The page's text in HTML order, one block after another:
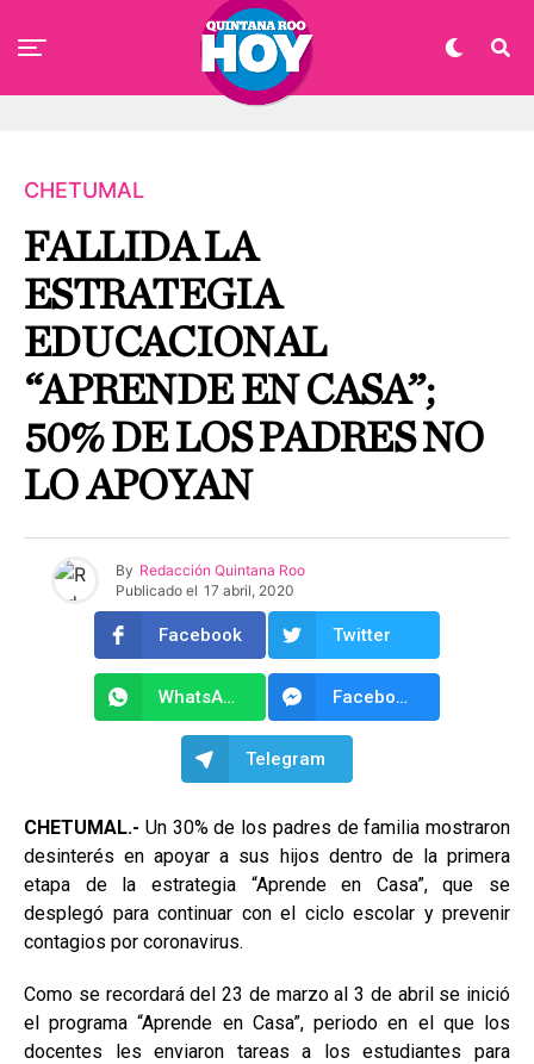
CHETUMAL
FALLIDA LA
ESTRATEGIA
EDUCACIONAL
“APRENDE EN CASA”;
50% DE LOS PADRES NO
LO APOYAN
By Redacción Quintana Roo
Publicado el 17 abril, 2020
Facebook Twitter
WhatsApp Facebook Messenger
Telegram
CHETUMAL.- Un 30% de los padres de familia mostraron
desinterés en apoyar a sus hijos dentro de la primera
etapa de la estrategia “Aprende en Casa”, que se
desplegó para continuar con el ciclo escolar y prevenir
contagios por coronavirus.
Como se recordará del 23 de marzo al 3 de abril se inició
el programa “Aprende en Casa”, periodo en el que los
docentes les enviaron tareas a los estudiantes para